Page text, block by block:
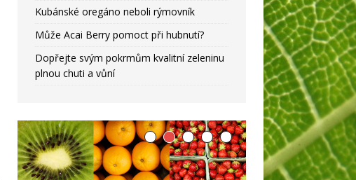
Kubánské oregáno neboli rýmovník
Může Acai Berry pomoct při hubnutí?
Dopřejte svým pokrmům kvalitní zeleninu
plnou chuti a vůní